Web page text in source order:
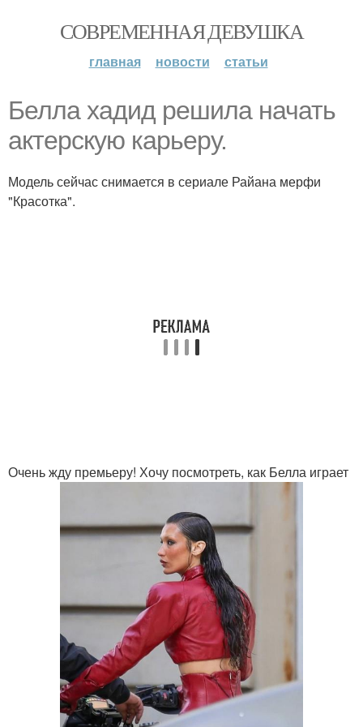
СОВРЕМЕННАЯ ДЕВУШКА
главная новости статьи
Белла хадид решила начать
актерскую карьеру.
Модель сейчас снимается в сериале Райана мерфи
"Красотка".
Очень жду премьеру! Хочу посмотреть, как Белла играет